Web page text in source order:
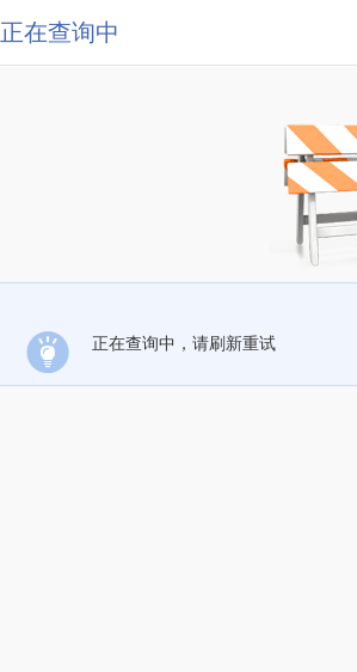
正在查询中
正在查询中，请刷新重试